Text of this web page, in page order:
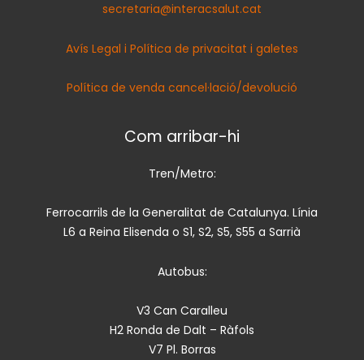
secretaria@interacsalut.cat
Avís Legal i Política de privacitat i galetes
Política de venda cancel·lació/devolució
Com arribar-hi
Tren/Metro:
Ferrocarrils de la Generalitat de Catalunya. Línia
L6 a Reina Elisenda o S1, S2, S5, S55 a Sarrià
Autobus:
V3 Can Caralleu
H2 Ronda de Dalt – Ràfols
V7 Pl. Borras